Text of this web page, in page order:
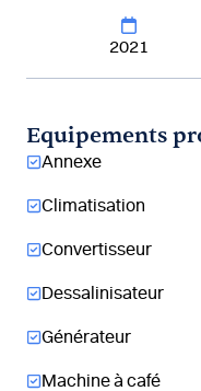
2021
Equipements
Annexe
Climatisation
Convertisseur
Dessalinisateur
Générateur
Machine à café